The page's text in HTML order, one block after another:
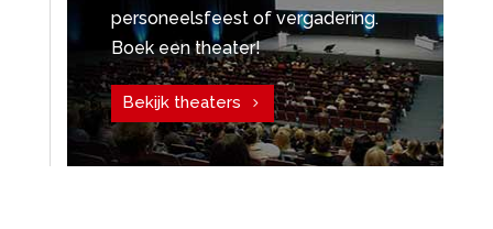
personeelsfeest of vergadering.
Boek een theater!
Bekijk theaters